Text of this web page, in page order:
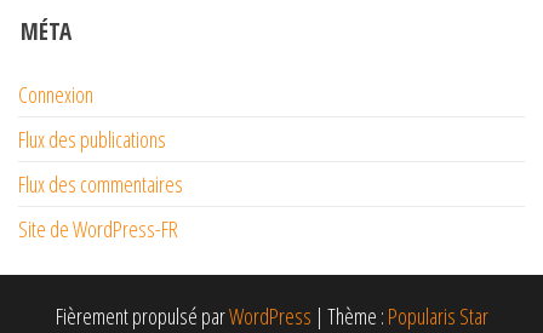
MÉTA
Connexion
Flux des publications
Flux des commentaires
Site de WordPress-FR
Fièrement propulsé parWordPress | Thème : Popularis Star